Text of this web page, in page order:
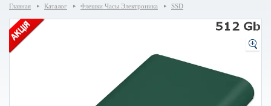
Главная Каталог Флешки Часы Электроника SSD